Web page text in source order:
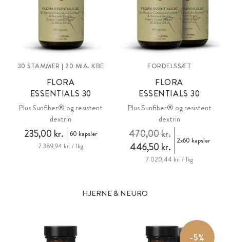
30 STAMMER | 20 MIA. KBE
FLORA
ESSENTIALS 30
Plus Sunfiber® og resistent
dextrin
235,00 kr.
60 kapsler
7.389,94 kr. / 1kg
FORDELSSÆT
FLORA
ESSENTIALS 30
Plus Sunfiber® og resistent
dextrin
446,50 kr.
470,00 kr. 2x60 kapsler
7.020,44 kr. / 1kg
HJERNE & NEURO
-5%